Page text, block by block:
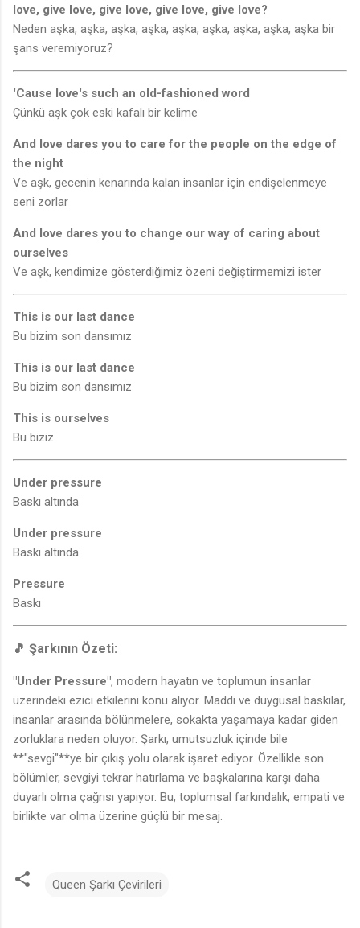
love, give love, give love, give love, give love?
Neden aşka, aşka, aşka, aşka, aşka, aşka, aşka, aşka, aşka bir
şans veremiyoruz?
'Cause love's such an old-fashioned word
Çünkü aşk çok eski kafalı bir kelime
And love dares you to care for the people on the edge of
the night
Ve aşk, gecenin kenarında kalan insanlar için endişelenmeye
seni zorlar
And love dares you to change our way of caring about
ourselves
Ve aşk, kendimize gösterdiğimiz özeni değiştirmemizi ister
This is our last dance
Bu bizim son dansımız
This is our last dance
Bu bizim son dansımız
This is ourselves
Bu biziz
Under pressure
Baskı altında
Under pressure
Baskı altında
Pressure
Baskı
🎵 Şarkının Özeti:
"Under Pressure", modern hayatın ve toplumun insanlar
üzerindeki ezici etkilerini konu alıyor. Maddi ve duygusal baskılar,
insanlar arasında bölünmelere, sokakta yaşamaya kadar giden
zorluklara neden oluyor. Şarkı, umutsuzluk içinde bile
**"sevgi"**ye bir çıkış yolu olarak işaret ediyor. Özellikle son
bölümler, sevgiyi tekrar hatırlama ve başkalarına karşı daha
duyarlı olma çağrısı yapıyor. Bu, toplumsal farkındalık, empati ve
birlikte var olma üzerine güçlü bir mesaj.
Queen Şarkı Çevirileri